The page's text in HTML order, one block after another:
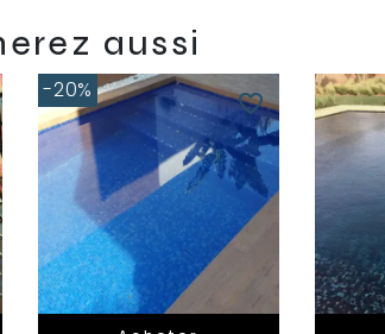
aussi
favorite_border
-20%